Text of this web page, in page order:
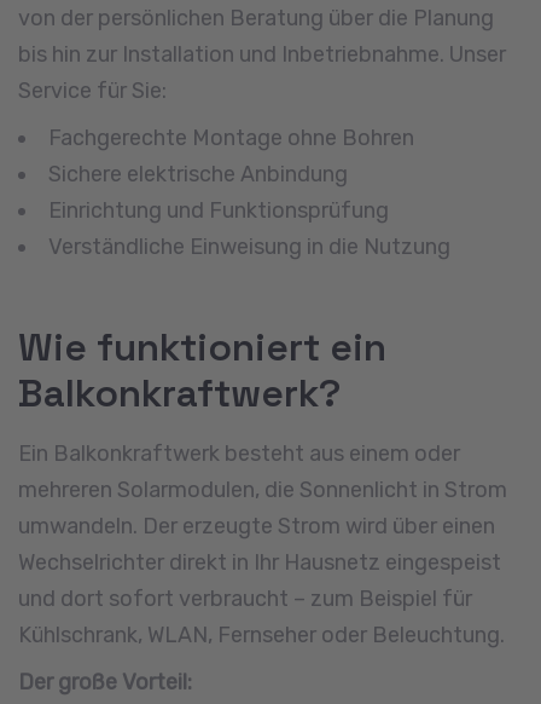
von der persönlichen Beratung über die Planung
bis hin zur Installation und Inbetriebnahme. Unser
Service für Sie:
Fachgerechte Montage ohne Bohren
Sichere elektrische Anbindung
Einrichtung und Funktionsprüfung
Verständliche Einweisung in die Nutzung
Wie funktioniert ein
Balkonkraftwerk?
Ein Balkonkraftwerk besteht aus einem oder
mehreren Solarmodulen, die Sonnenlicht in Strom
umwandeln. Der erzeugte Strom wird über einen
Wechselrichter direkt in Ihr Hausnetz eingespeist
und dort sofort verbraucht – zum Beispiel für
Kühlschrank, WLAN, Fernseher oder Beleuchtung.
Der große Vorteil: